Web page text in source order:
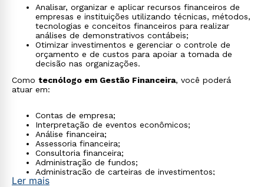
Analisar, organizar e aplicar recursos financeiros de
empresas e instituições utilizando técnicas, métodos,
tecnologias e conceitos financeiros para realizar
análises de demonstrativos contábeis;
Otimizar investimentos e gerenciar o controle de
orçamento e de custos para apoiar a tomada de
decisão nas organizações.
Como tecnólogo em Gestão Financeira, você poderá
atuar em:
Contas de empresa;
Interpretação de eventos econômicos;
Análise financeira;
Assessoria financeira;
Consultoria financeira;
Administração de fundos;
Administração de carteiras de investimentos;
Análise de produtos bancários;
Ler mais